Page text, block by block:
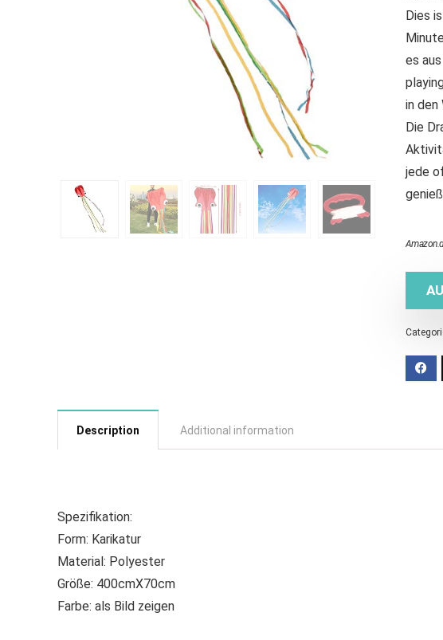
Dies
es
in den
Die
jede
Description Additional information
Spezifikation:
Form: Karikatur
Material: Polyester
Größe: 400cmX70cm
Farbe: als Bild zeigen